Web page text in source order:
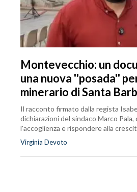
Montevecchio: un
una nuova ''posada''
minerario di Santa
Il racconto firmato dalla regista
dichiarazioni del sindaco Marco
l'accoglienza e rispondere alla
Virginia Devoto